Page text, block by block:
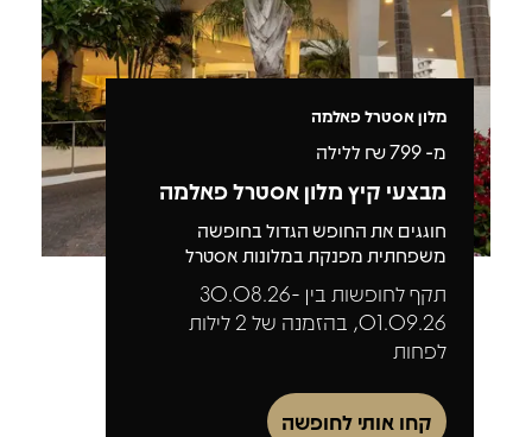
מלון אסטרל פאלמה
מ-799₪ ללילה
מבצעי קיץ מלון אסטרל פאלמה
חוגגים את החופש הגדול בחופשה
משפחתית מפנקת במלונות אסטרל
תקף לחופשות בין 30.08.26-
01.09.26, בהזמנה של 2 לילות
לפחות
קחו אותי לחופשה